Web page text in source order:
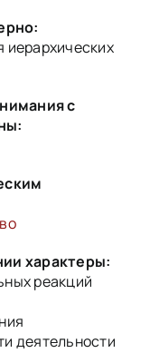
иерархических
с
характеры:
реакций
деятельности